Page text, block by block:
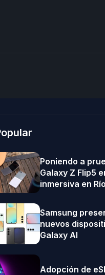
Poniendo a
Galaxy Z Flip5
inmersiva en
Samsung
nuevos
Galaxy AI
Adopción de